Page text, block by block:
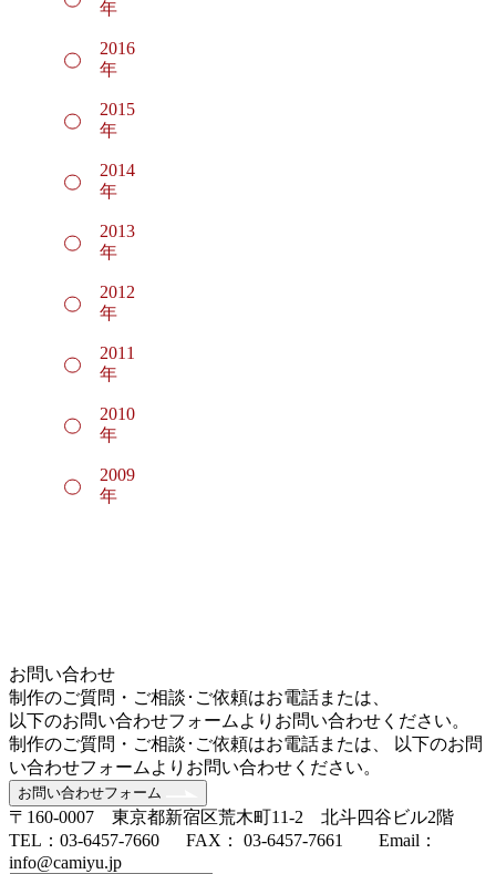
年
2016
年
2015
年
2014
年
2013
年
2012
年
2011
年
2010
年
2009
年
お問い合わせ
制作のご質問・ご相談･ご依頼はお電話または、
以下のお問い合わせフォームよりお問い合わせください。
制作のご質問・ご相談･ご依頼はお電話または、 以下のお問
い合わせフォームよりお問い合わせください。
お問い合わせフォーム
〒160-0007 東京都新宿区荒木町11-2 北斗四谷ビル2階
TEL：03-6457-7660 FAX： 03-6457-7661 Email：
info@camiyu.jp